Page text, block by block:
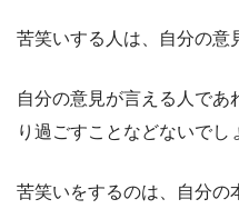
苦笑いする人は、自分の意
自分の意見が言える人で
り過ごすことなどないでし
苦笑いをするのは、自分の